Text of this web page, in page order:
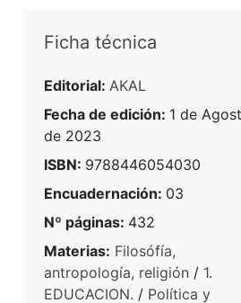
Ficha técnica
Editorial: AKAL
Fecha de edición: 1 de
de 2023
ISBN: 9788446054030
Encuadernación: 03
Nº páginas: 432
Materias: Filosófía,
antropología, religión / 1.
EDUCACION. / Política y